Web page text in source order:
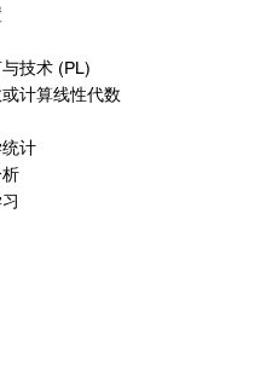
技术 (PL)
计算线性代数
计